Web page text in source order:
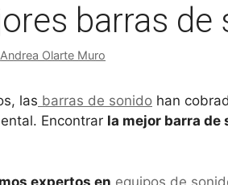
barras
Andrea Olarte Muro
las barras de sonido han
Encontrar la mejor barra
expertos en equipos de